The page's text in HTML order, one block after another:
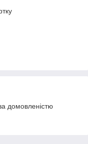
домовленістю